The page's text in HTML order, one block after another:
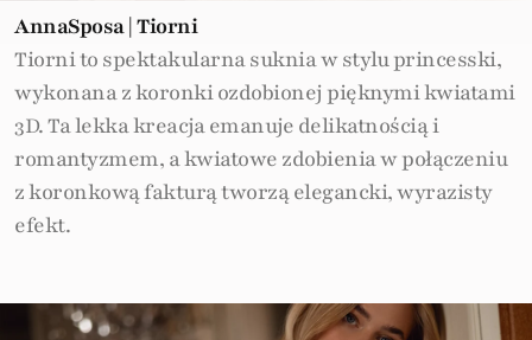
AnnaSposa | Tiorni
Tiorni to spektakularna suknia w stylu princesski,
wykonana z koronki ozdobionej pięknymi kwiatami
3D. Ta lekka kreacja emanuje delikatnością i
romantyzmem, a kwiatowe zdobienia w połączeniu
z koronkową fakturą tworzą elegancki, wyrazisty
efekt.